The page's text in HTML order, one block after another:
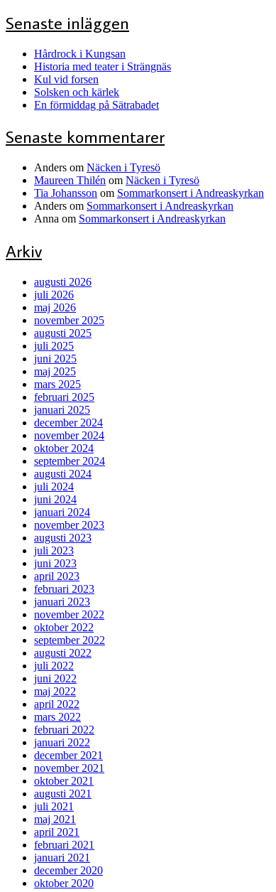
Senaste inläggen
Hårdrock i Kungsan
Historia med teater i Strängnäs
Kul vid forsen
Solsken och kärlek
En förmiddag på Sätrabadet
Senaste kommentarer
Anders om Näcken i Tyresö
Maureen Thilén om Näcken i Tyresö
Tia Johansson om Sommarkonsert i Andreaskyrkan
Anders om Sommarkonsert i Andreaskyrkan
Anna om Sommarkonsert i Andreaskyrkan
Arkiv
augusti 2026
juli 2026
maj 2026
november 2025
augusti 2025
juli 2025
juni 2025
maj 2025
mars 2025
februari 2025
januari 2025
december 2024
november 2024
oktober 2024
september 2024
augusti 2024
juli 2024
juni 2024
januari 2024
november 2023
augusti 2023
juli 2023
juni 2023
april 2023
februari 2023
januari 2023
november 2022
oktober 2022
september 2022
augusti 2022
juli 2022
juni 2022
maj 2022
april 2022
mars 2022
februari 2022
januari 2022
december 2021
november 2021
oktober 2021
augusti 2021
juli 2021
maj 2021
april 2021
februari 2021
januari 2021
december 2020
oktober 2020